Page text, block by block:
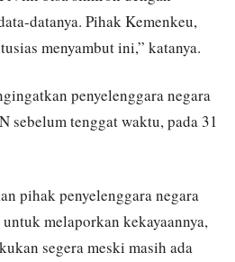
datanya. Pihak Kemenkeu,
menyambut ini,” katanya.
penyelenggara negara
sebelum tenggat waktu, pada 31
pihak penyelenggara negara
melaporkan kekayaannya,
segera meski masih ada